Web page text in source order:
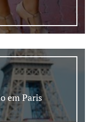
em Paris